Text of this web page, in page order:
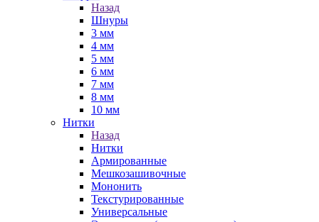
Назад
Шнуры
3 мм
4 мм
5 мм
6 мм
7 мм
8 мм
10 мм
Нитки
Назад
Нитки
Армированные
Мешкозашивочные
Мононить
Текстурированные
Универсальные